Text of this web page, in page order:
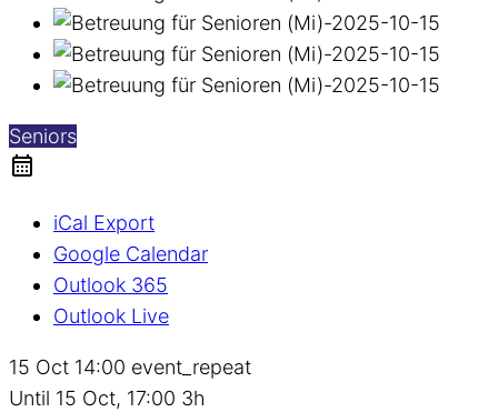
Seniors
iCal Export
Google Calendar
Outlook 365
Outlook Live
15 Oct 14:00 event_repeat
Until 15 Oct, 17:00 3h